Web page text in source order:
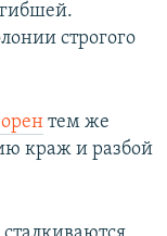
строгого
тем же
краж и разбой